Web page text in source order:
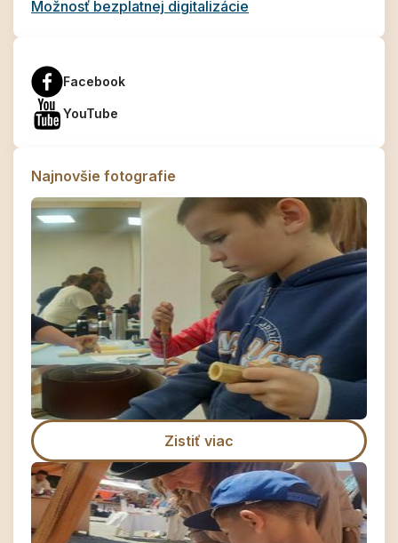
Možnosť bezplatnej digitalizácie
Facebook
YouTube
Najnovšie fotografie
Zistiť viac